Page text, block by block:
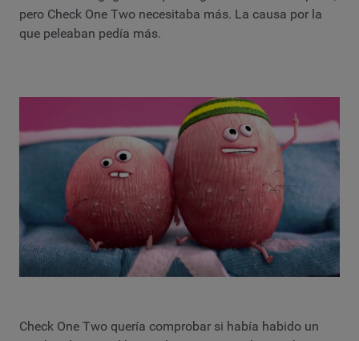
pero Check One Two necesitaba más. La causa por la
que peleaban pedía más.
Check One Two quería comprobar si había habido un